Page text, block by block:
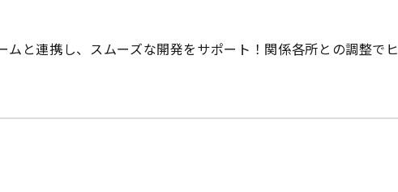
と連携し、スムーズな開発をサポート！関係各所との調整でヒ